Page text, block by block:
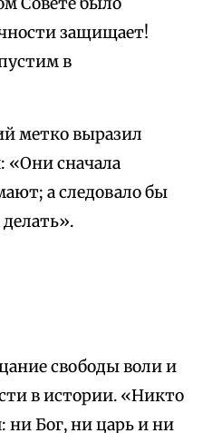
защищает!
в
метко выразил
«Они сначала
а следовало бы
свободы воли и
в истории. «Никто
ни Бог, ни царь и ни